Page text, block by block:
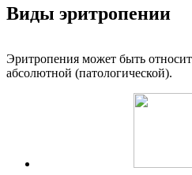
Виды эритропении
Эритропения может быть
абсолютной (патологической).